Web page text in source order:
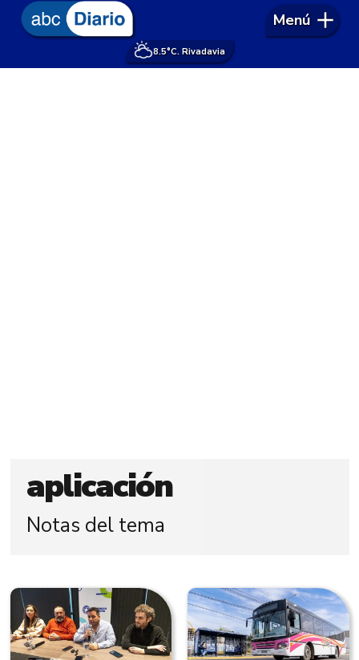
8.5°C. Rivadavia
Menú
aplicación
Notas del tema